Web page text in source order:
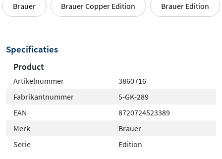
Brauer Brauer Copper Edition Brauer Edition
Specificaties
Product
Artikelnummer
3860716
Fabrikantnummer
5-GK-289
EAN
8720724523389
Merk
Brauer
Serie
Edition